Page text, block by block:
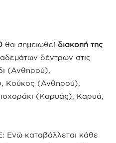
θα σημειωθεί διακοπή της
δέντρων στις
(Ανθηρού),
Κούκος (Ανθηρού),
(Καρυάς), Καρυά,
Ενώ καταβάλλεται κάθε